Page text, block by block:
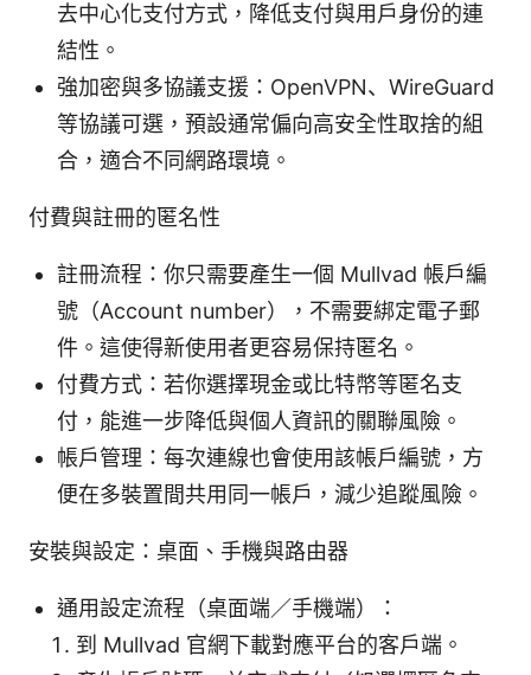
去中心化支付方式，降低支付與用戶身份的連
結性。
強加密與多協議支援：OpenVPN、WireGuard
等協議可選，預設通常偏向高安全性取捨的組
合，適合不同網路環境。
付費與註冊的匿名性
註冊流程：你只需要產生一個 Mullvad 帳戶編
號（Account number），不需要綁定電子郵
件。這使得新使用者更容易保持匿名。
付費方式：若你選擇現金或比特幣等匿名支
付，能進一步降低與個人資訊的關聯風險。
帳戶管理：每次連線也會使用該帳戶編號，方
便在多裝置間共用同一帳戶，減少追蹤風險。
安裝與設定：桌面、手機與路由器
通用設定流程（桌面端／手機端）：
到 Mullvad 官網下載對應平台的客戶端。